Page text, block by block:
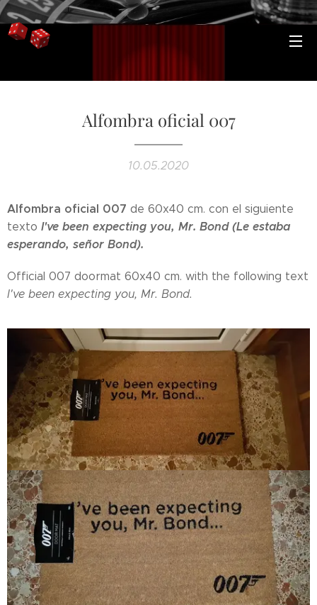
Alfombra oficial 007
10.05.2020
Alfombra oficial 007 de 60x40 cm. con el siguiente
texto I've been expecting you, Mr. Bond (Le estaba
esperando, señor Bond).
Official 007 doormat 60x40 cm. with the following text
I've been expecting you, Mr. Bond.